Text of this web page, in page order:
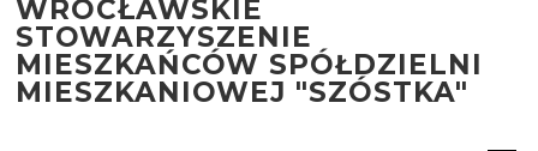
Przejdź
do
treści
WROCŁAWSKIE
STOWARZYSZENIE
MIESZKAŃCÓW SPÓŁDZIELNI
MIESZKANIOWEJ "SZÓSTKA"